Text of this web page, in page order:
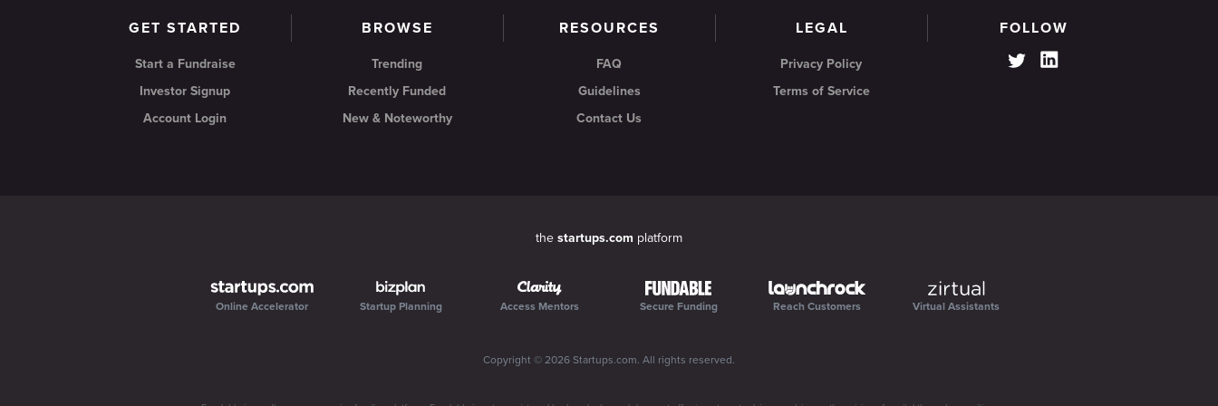
GET STARTED
Start a Fundraise
Investor Signup
Account Login
BROWSE
Trending
Recently Funded
New & Noteworthy
RESOURCES
FAQ
Guidelines
Contact Us
LEGAL
Privacy Policy
Terms of Service
FOLLOW
the startups.com platform
Online Accelerator Startup Planning Access Mentors Secure Funding Reach Customers Virtual Assistants
Copyright © 2026 Startups.com. All rights reserved.